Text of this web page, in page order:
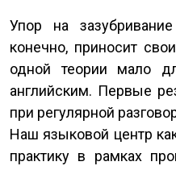
Упор на
конечно, приносит
одной теории мало
английским. Первые
при регулярной
Наш языковой центр
практику в рамках